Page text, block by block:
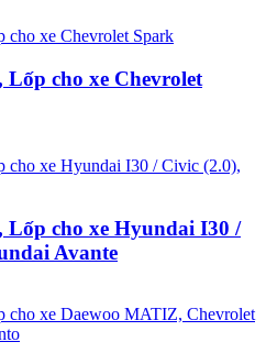
cho xe Chevrolet
Lốp cho xe Hyundai I30 /
Avante